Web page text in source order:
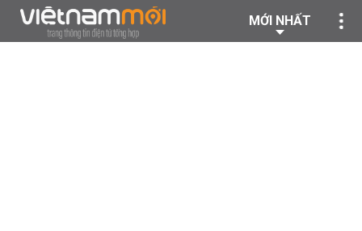
MỚI NHẤT